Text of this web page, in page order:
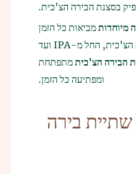
בסצנת הבירה הצ'כית.
מיוחדותמביאות כל הזמן
סגנונות וניסויים חדשים לסצנת הבירה הצ'כית, החל מ-IPA ועד
הבירה הצ'כיתמתפתחת
ומפתיעה כל הזמן.
בירה